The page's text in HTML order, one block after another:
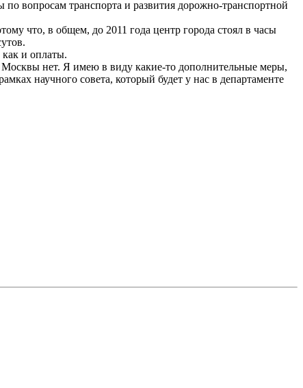
вопросам транспорта и развития дорожно-транспортной
что, в общем, до 2011 года центр города стоял в часы
и оплаты.
нет. Я имею в виду какие-то дополнительные меры,
научного совета, который будет у нас в департаменте